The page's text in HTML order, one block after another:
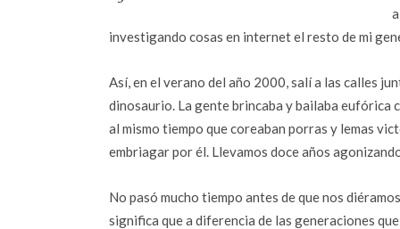
investigando cosas en internet el resto de mi
Así, en el verano del año 2000, salí a las calles
dinosaurio. La gente brincaba y bailaba eufórica
al mismo tiempo que coreaban porras y lemas
embriagar por él. Llevamos doce años
No pasó mucho tiempo antes de que nos
significa que a diferencia de las generaciones